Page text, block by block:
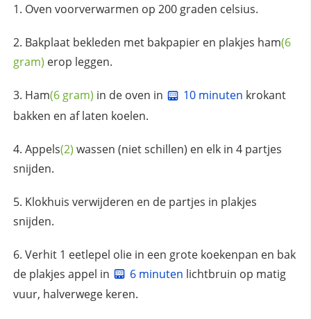
Oven voorverwarmen op 200 graden celsius.
Bakplaat bekleden met bakpapier en plakjes ham(6
gram) erop leggen.
Ham(6 gram) in de oven in 10 minuten krokant
bakken en af laten koelen.
Appels(2) wassen (niet schillen) en elk in 4 partjes
snijden.
Klokhuis verwijderen en de partjes in plakjes
snijden.
Verhit 1 eetlepel olie in een grote koekenpan en bak
de plakjes appel in
6 minuten lichtbruin op matig
vuur, halverwege keren.